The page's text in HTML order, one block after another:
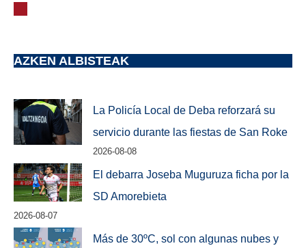
AZKEN ALBISTEAK
La Policía Local de Deba reforzará su
servicio durante las fiestas de San Roke
2026-08-08
El debarra Joseba Muguruza ficha por la
SD Amorebieta
2026-08-07
Más de 30ºC, sol con algunas nubes y